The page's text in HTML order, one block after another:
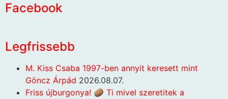
Facebook
Legfrissebb
M. Kiss Csaba 1997-ben annyit keresett mint
Göncz Árpád 2026.08.07.
Friss újburgonya! 🥔 Ti mivel szeretitek a